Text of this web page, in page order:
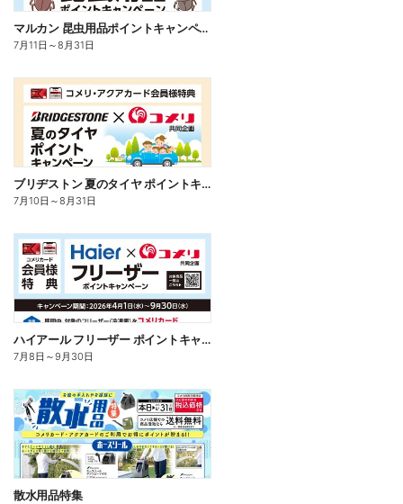
マルカン 昆虫用品ポイントキャンペーン
7月11日 ～8月31日
ブリヂストン 夏のタイヤ ポイントキャンペーン
7月10日 ～8月31日
ハイアール フリーザー ポイントキャンペーン
7月8日 ～9月30日
散水用品特集